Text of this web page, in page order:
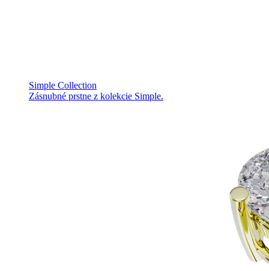
Simple Collection
Zásnubné prstne z kolekcie Simple.